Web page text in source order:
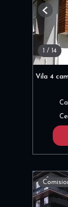
/ 14
Vila 4